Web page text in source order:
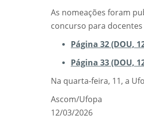
As nomeações foram
concurso para
Página 32 (DOU,
Página 33 (DOU,
Na quarta-feira, 11, a
Ascom/Ufopa
12/03/2026